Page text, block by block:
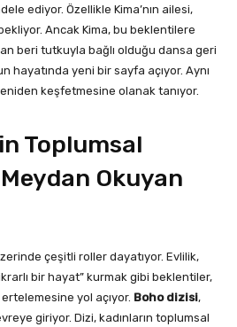
ediyor. Özellikle Kima’nın ailesi,
Ancak Kima, bu beklentilere
beri tutkuyla bağlı olduğu dansa geri
hayatında yeni bir sayfa açıyor. Aynı
keşfetmesine olanak tanıyor.
Toplumsal
Okuyan
çeşitli roller dayatıyor. Evlilik,
bir hayat” kurmak gibi beklentiler,
ertelemesine yol açıyor. Boho dizisi,
giriyor. Dizi, kadınların toplumsal